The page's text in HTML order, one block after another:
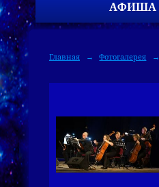
АФИША
Главная → Фотогалерея →